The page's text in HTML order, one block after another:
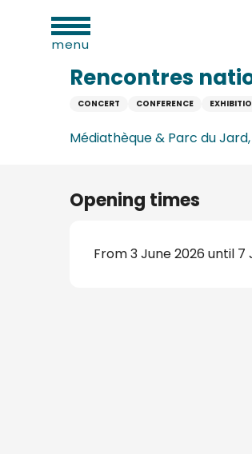
contenumenu
Home
Rencontres
CONCERT CONFERENCE
Médiathèque & Parc du
Opening times
From 3 June 2026 until 7